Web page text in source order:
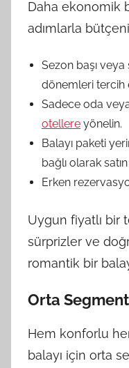
Daha ekonomik
adımlarla
Sezon başı
dönemleri tercih
Sadece oda
otellere yönelin.
Balayı paketi
bağlı olarak satın
Erken
Uygun fiyatlı bir
sürprizler ve
romantik bir
Orta
Hem konforlu
balayı için orta